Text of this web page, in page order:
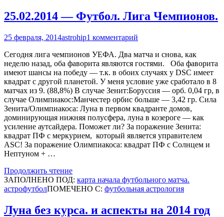
25.02.2014 — Футбол. Лига Чемпионов.
25 февраля, 2014astrohip1 комментарий
Сегодня лига чемпионов УЕФА. Два матча и снова, как
неделю назад, оба фаворита являются гостями. Оба фаворита
имеют шансы на победу — т.к. в обоих случаях у DSC имеет
квадрат с другой планетой. У меня условие уже сработало в 8
матчах из 9. (88,8%) В случае Зенит:Боруссия — орб. 0,04 гр, в
случае Олимпиакос:Манчестер орбис больше — 3,42 гр. Сила
Зенита/Олимпиакоса: Луна в первом квадранте домов,
доминирующая нижняя полусфера, луна в козероге — как
усиление аутсайдера. Поможет ли? За поражение Зенита:
квадрат ПФ с меркурием, который является управителем
ASC! За поражение Олимпиакоса: квадрат ПФ с Солнцем и
Нептуном + …
Продолжить чтение
ЗАПОЛНЕНО ПОД: карта начала футбольного матча.
астрофутболПОМЕЧЕНО С: футбольная астрология
Луна без курса. и аспекты на 2014 год